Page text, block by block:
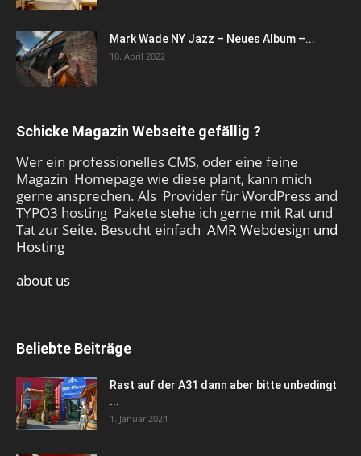
Mark Wade NY Jazz – Neues Album –...
10. April 2022
Schicke Magazin Webseite gefällig ?
Wer ein professionelles CMS, oder eine feine
Magazin Homepage wie diese plant, kann mich
gerne ansprechen. Als Provider für WordPress and
TYPO3 hosting Pakete stehe ich gerne mit Rat und
Tat zur Seite. Besucht einfach AMR Webdesign und
Hosting
about us
Beliebte Beiträge
Rast auf der A31 dann aber bitte unbedingt
...
1. Januar 2024